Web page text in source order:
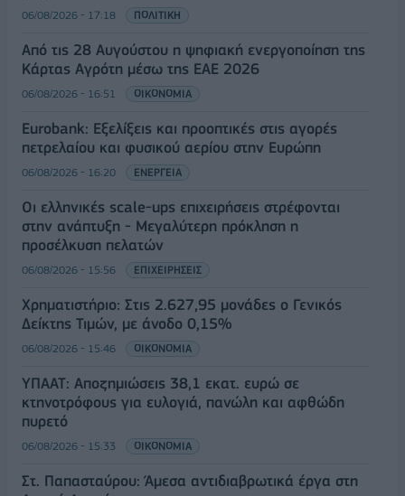
06/08/2026 - 17:18 ΠΟΛΙΤΙΚΗ
Από τις 28 Αυγούστου η ψηφιακή ενεργοποίηση της
Κάρτας Αγρότη μέσω της ΕΑΕ 2026
06/08/2026 - 16:51 ΟΙΚΟΝΟΜΙΑ
Eurobank: Εξελίξεις και προοπτικές στις αγορές
πετρελαίου και φυσικού αερίου στην Ευρώπη
06/08/2026 - 16:20 ΕΝΕΡΓΕΙΑ
Οι ελληνικές scale-ups επιχειρήσεις στρέφονται
στην ανάπτυξη - Μεγαλύτερη πρόκληση η
προσέλκυση πελατών
06/08/2026 - 15:56 ΕΠΙΧΕΙΡΗΣΕΙΣ
Χρηματιστήριο: Στις 2.627,95 μονάδες ο Γενικός
Δείκτης Τιμών, με άνοδο 0,15%
06/08/2026 - 15:46 ΟΙΚΟΝΟΜΙΑ
ΥΠΑΑΤ: Αποζημιώσεις 38,1 εκατ. ευρώ σε
κτηνοτρόφους για ευλογιά, πανώλη και αφθώδη
πυρετό
06/08/2026 - 15:33 ΟΙΚΟΝΟΜΙΑ
Στ. Παπασταύρου: Άμεσα αντιδιαβρωτικά έργα στη